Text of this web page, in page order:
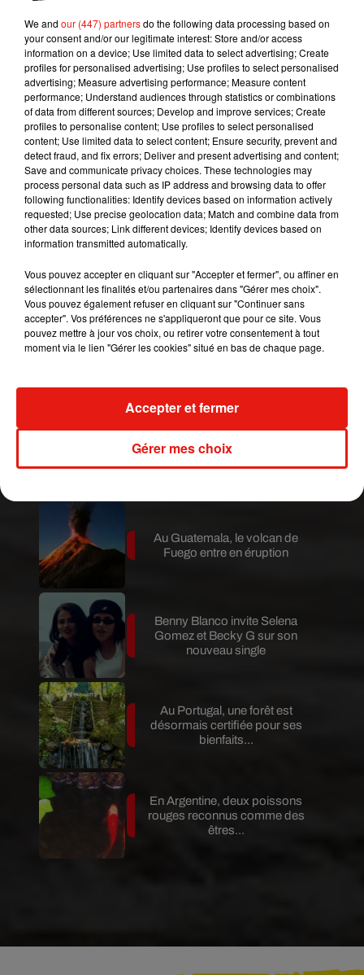
Publié : 5 février 2021 à 18h15 par Bertrand Loppin
s’est stabilisé à 4,33 m, à hauteur du Pont
d‘Austerlitz.
#inondations
Le service de prévision des crues a placé le
tronçon MARNE de Condé à Charenton en
#vigilanceorangepour un risque de crue
génératrice de débordements importants.
�a�️ Soyez prudents et informez-
voushttps://t.co/dYBLpLvuZb
pic.twitter.com/ELSxXb9JwM
— Préfet de Seine-et-Marne (@Prefet77)
Mundo Latino
Le fourmilier géant fait son retour
Karol G dévoile la tracklist de
son nouvel album… avec des
invités...
Au Guatemala, le volcan de
Fuego entre en éruption
Benny Blanco invite Selena
Gomez et Becky G sur son
nouveau single
Au Portugal, une forêt est
désormais certifiée pour ses
bienfaits...
En Argentine, deux poissons
rouges reconnus comme des
êtres...
We and our (447) partnersdo the following data processing based on
your consent and/or our legitimate interest: Store and/or access
information on a device; Use limited data to select advertising; Create
profiles for personalised advertising; Use profiles to select personalised
advertising; Measure advertising performance; Measure content
performance; Understand audiences through statistics or combinations
of data from different sources; Develop and improve services; Create
profiles to personalise content; Use profiles to select personalised
content; Use limited data to select content; Ensure security, prevent and
detect fraud, and fix errors; Deliver and present advertising and content;
Save and communicate privacy choices. These technologies may
process personal data such as IP address and browsing data to offer
following functionalities: Identify devices based on information actively
requested; Use precise geolocation data; Match and combine data from
other data sources; Link different devices; Identify devices based on
information transmitted automatically.
Vous pouvez accepter en cliquant sur "Accepter et fermer", ou affiner en
sélectionnant les finalités et/ou partenaires dans "Gérer mes choix".
Vous pouvez également refuser en cliquant sur "Continuer sans
accepter". Vos préférences ne s'appliqueront que pour ce site. Vous
pouvez mettre à jour vos choix, ou retirer votre consentement à tout
moment via le lien "Gérer les cookies" situé en bas de chaque page.
Gérer mes choix
Accepter et fermer